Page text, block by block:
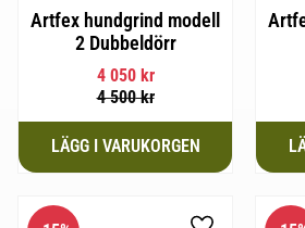
Artfex hundgrind modell
2 Dubbeldörr
4 050kr
4 500kr